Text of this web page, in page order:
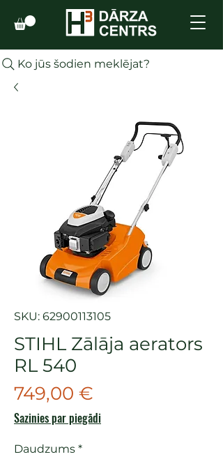
Ko jūs šodien meklējat?
SKU: 62900113105
STIHL Zālāja aerators
RL 540
749,00 €
Sazinies par piegādi
Daudzums *